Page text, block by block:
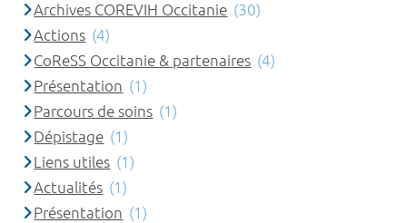
Archives COREVIH Occitanie (30)
Actions (4)
CoReSS Occitanie & partenaires (4)
Présentation (1)
Parcours de soins (1)
Dépistage (1)
Liens utiles (1)
Actualités (1)
Présentation (1)